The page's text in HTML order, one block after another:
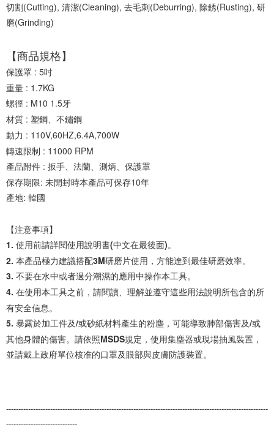
切割(Cutting), 清潔(Cleaning), 去毛刺(Deburring), 除銹(Rusting), 研
磨(Grinding)
【商品規格】
保護罩 : 5吋
重量 : 1.7KG
螺徑 : M10 1.5牙
材質 : 塑鋼、不鏽鋼
動力 : 110V,60HZ,6.4A,700W
轉速限制 : 11000 RPM
產品附件 : 扳手、法蘭、測炳、保護罩
保存期限: 未開封時本產品可保存10年
產地: 韓國
【注意事項】
1. 使用前請詳閱使用說明書(中文在最後面)。
2. 本產品極力建議搭配3M研磨片使用，方能達到最佳研磨效率。
3. 不要在水中或者過分潮濕的應用中操作本工具。
4. 在使用本工具之前，請閱讀、理解並遵守這些用法說明所包含的所
有安全信息。
5. 暴露於加工件及/或砂紙材料產生的粉塵，可能導致肺部傷害及/或
其他身體的傷害。請依照MSDS規定，使用集塵器或現場抽風裝置，
並請戴上政府單位核准的口罩及眼部與皮膚防護裝置。
-----------------------------------------------------------------------------------------------------------
-----------------------------